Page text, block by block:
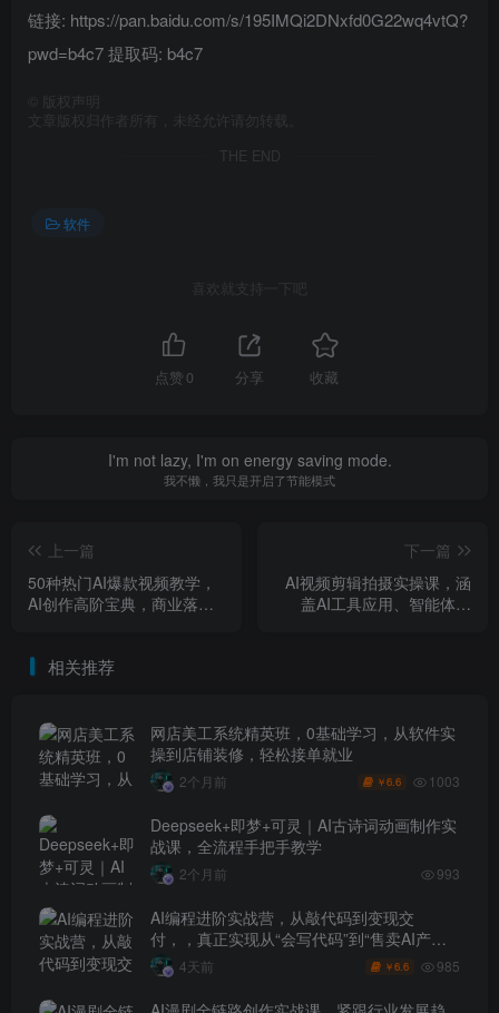
链接: https://pan.baidu.com/s/195IMQi2DNxfd0G22wq4vtQ?
pwd=b4c7 提取码: b4c7
版权声明
文章版权归作者所有，未经允许请勿转载。
THE END
软件
喜欢就支持一下吧
点赞 0 分享 收藏
I'm not lazy, I'm on energy saving mode.
我不懒，我只是开启了节能模式
上一篇
50种热门AI爆款视频教学，
AI创作高阶宝典，商业落地
下一篇
AI视频剪辑拍摄实操课，涵
盖AI工具应用、智能体创
相关推荐
网店美工系统精英班，0基础学习，从软件实
操到店铺装修，轻松接单就业
2个月前 ￥6.6 1003
Deepseek+即梦+可灵｜AI古诗词动画制作实
战课，全流程手把手教学
2个月前 993
AI编程进阶实战营，从敲代码到变现交
付，，真正实现从“会写代码”到“售卖AI产品
盈利”的跨越
4天前 ￥6.6 985